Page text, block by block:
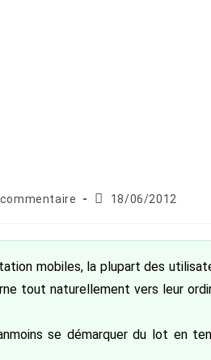
:
Publication
18/06/2012
mobiles, la plupart des
tout naturellement vers leur
se démarquer du lot en